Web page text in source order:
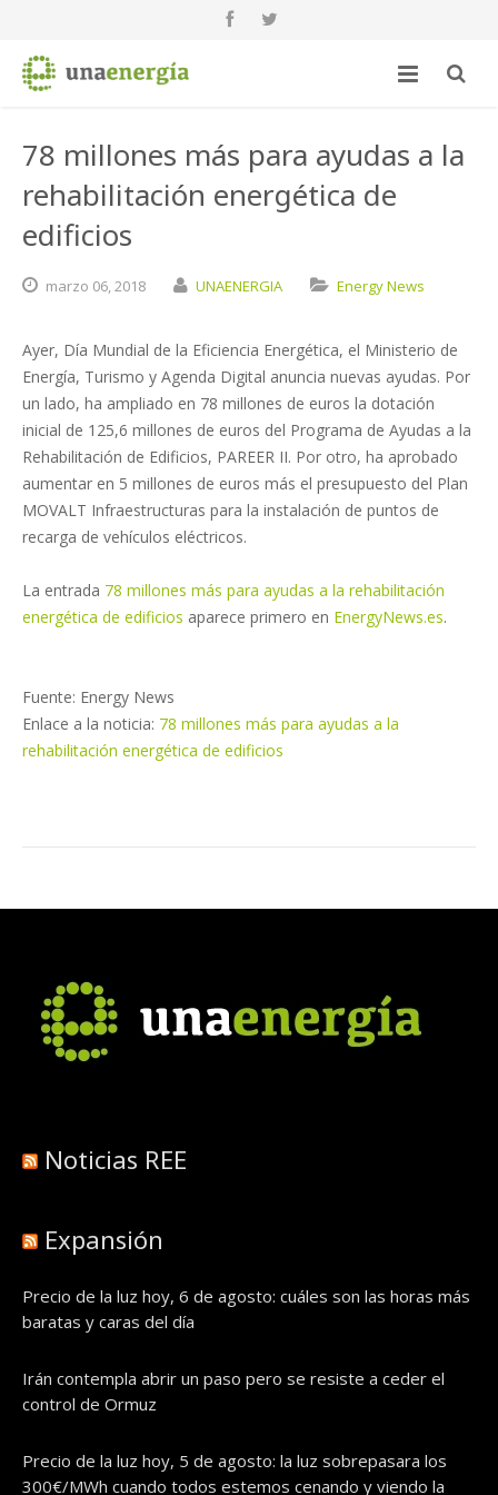
78 millones más para ayudas a la
rehabilitación energética de
edificios
marzo 06,2018 UNAENERGIA Energy News
Ayer, Día Mundial de la Eficiencia Energética, el Ministerio de
Energía, Turismo y Agenda Digital anuncia nuevas ayudas. Por
un lado, ha ampliado en 78 millones de euros la dotación
inicial de 125,6 millones de euros del Programa de Ayudas a la
Rehabilitación de Edificios, PAREER II. Por otro, ha aprobado
aumentar en 5 millones de euros más el presupuesto del Plan
MOVALT Infraestructuras para la instalación de puntos de
recarga de vehículos eléctricos.
La entrada 78 millones más para ayudas a la rehabilitación
energética de edificios aparece primero en EnergyNews.es.
Fuente: Energy News
Enlace a la noticia: 78 millones más para ayudas a la
rehabilitación energética de edificios
Noticias REE
Expansión
Precio de la luz hoy, 6 de agosto: cuáles son las horas más
baratas y caras del día
Irán contempla abrir un paso pero se resiste a ceder el
control de Ormuz
Precio de la luz hoy, 5 de agosto: la luz sobrepasara los
300€/MWh cuando todos estemos cenando y viendo la